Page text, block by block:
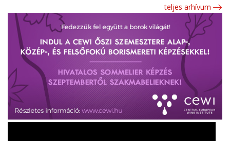
teljes arhívum